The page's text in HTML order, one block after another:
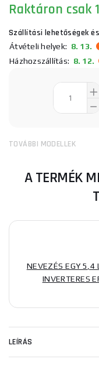
Raktáron csak
Szállítási lehetőségek
Átvételi helyek: 8. 13.
Házhozszállítás: 8. 12.
TOVÁBBI MODELLEK
A TERMÉK
NEVEZÉS EGY 5,4
INVERTERES
LEÍRÁS